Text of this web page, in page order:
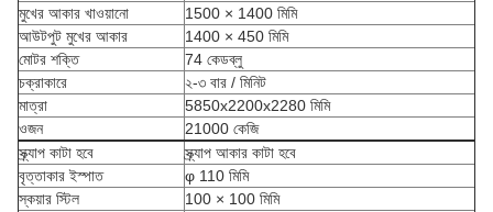
মুখের আকার খাওয়ানো
1500 × 1400 মিমি
আউটপুট মুখের আকার
1400 × 450 মিমি
মোটর শক্তি
74 কেডব্লু
চক্রাকারে
২-৩ বার / মিনিট
মাত্রা
5850x2200x2280 মিমি
ওজন
21000 কেজি
স্ক্র্যাপ কাটা হবে
স্ক্র্যাপ আকার কাটা হবে
বৃত্তাকার ইস্পাত
φ 110 মিমি
স্কয়ার স্টিল
100 × 100 মিমি